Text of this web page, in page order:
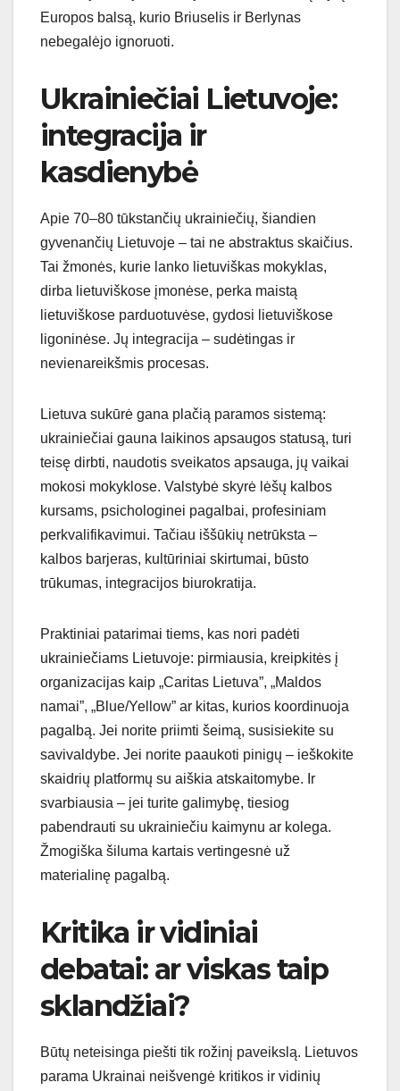
Europos balsą, kurio Briuselis ir Berlynas
nebegalėjo ignoruoti.
Ukrainiečiai Lietuvoje:
integracija ir
kasdienybė
Apie 70–80 tūkstančių ukrainiečių, šiandien
gyvenančių Lietuvoje – tai ne abstraktus skaičius.
Tai žmonės, kurie lanko lietuviškas mokyklas,
dirba lietuviškose įmonėse, perka maistą
lietuviškose parduotuvėse, gydosi lietuviškose
ligoninėse. Jų integracija – sudėtingas ir
nevienareikšmis procesas.
Lietuva sukūrė gana plačią paramos sistemą:
ukrainiečiai gauna laikinos apsaugos statusą, turi
teisę dirbti, naudotis sveikatos apsauga, jų vaikai
mokosi mokyklose. Valstybė skyrė lėšų kalbos
kursams, psichologinei pagalbai, profesiniam
perkvalifikavimui. Tačiau iššūkių netrūksta –
kalbos barjeras, kultūriniai skirtumai, būsto
trūkumas, integracijos biurokratija.
Praktiniai patarimai tiems, kas nori padėti
ukrainiečiams Lietuvoje: pirmiausia, kreipkitės į
organizacijas kaip „Caritas Lietuva”, „Maldos
namai”, „Blue/Yellow” ar kitas, kurios koordinuoja
pagalbą. Jei norite priimti šeimą, susisiekite su
savivaldybe. Jei norite paaukoti pinigų – ieškokite
skaidrių platformų su aiškia atskaitomybe. Ir
svarbiausia – jei turite galimybę, tiesiog
pabendrauti su ukrainiečiu kaimynu ar kolega.
Žmogiška šiluma kartais vertingesnė už
materialinę pagalbą.
Kritika ir vidiniai
debatai: ar viskas taip
sklandžiai?
Būtų neteisinga piešti tik rožinį paveikslą. Lietuvos
parama Ukrainai neišvengė kritikos ir vidinių